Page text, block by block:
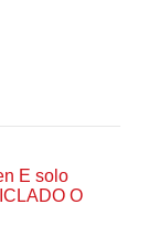
E solo
O